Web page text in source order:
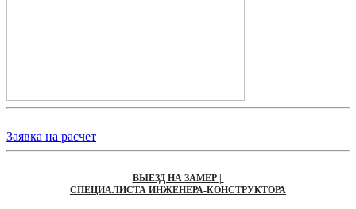
Заявка на расчет
ВЫЕЗД НА ЗАМЕР |
СПЕЦИАЛИСТА ИНЖЕНЕРА-КОНСТРУКТОРА